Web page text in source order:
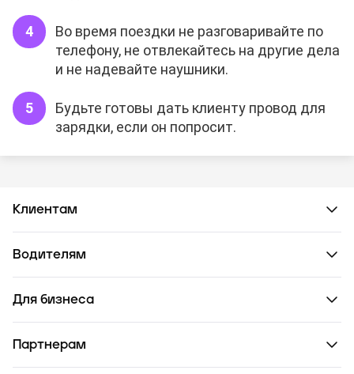
Во время поездки не разговаривайте по
телефону, не отвлекайтесь на другие дела
и не надевайте наушники.
Будьте готовы дать клиенту провод для
зарядки, если он попросит.
Клиентам
Водителям
Для бизнеса
Партнерам